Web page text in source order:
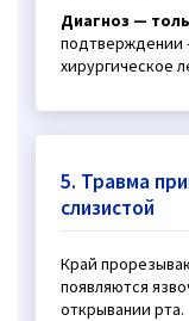
Диагноз —
подтверждении
хирургическое
5. Травма
слизистой
Край
появляются
открывании рта.